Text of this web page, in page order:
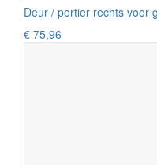
Deur / portier rechts voor
€ 75,96